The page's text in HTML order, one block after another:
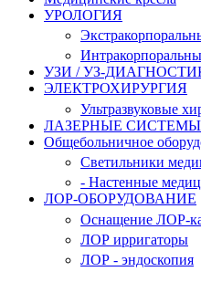
УРОЛОГИЯ
УЗИ / УЗ-
ЭЛЕКТРОХИРУРГИЯ
Ультразвуковые
ЛАЗЕРНЫЕ СИСТЕМЫ
Общебольничное
Светильники
- Настенные
ЛОР-ОБОРУДОВАНИЕ
Оснащение ЛОР-
ЛОР ирригаторы
ЛОР - эндоскопия